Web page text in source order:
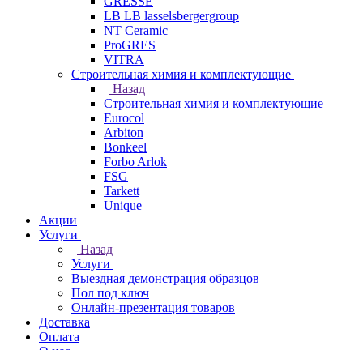
LB LB lasselsbergergroup
NT Ceramic
ProGRES
VITRA
Строительная химия и комплектующие
Назад
Строительная химия и комплектующие
Eurocol
Arbiton
Bonkeel
Forbo Arlok
FSG
Tarkett
Unique
Акции
Услуги
Назад
Услуги
Выездная демонстрация образцов
Пол под ключ
Онлайн-презентация товаров
Доставка
Оплата